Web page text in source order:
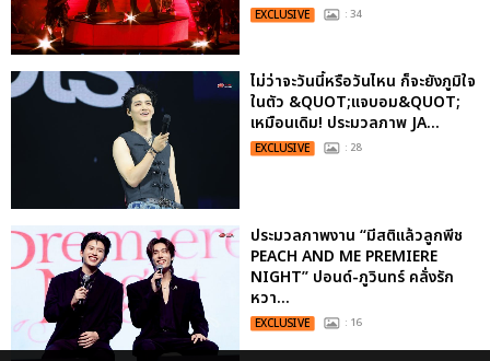
EXCLUSIVE : 34
ไม่ว่าจะวันนี้หรือวันไหน ก็จะยังภูมิใจ
ในตัว &QUOT;แจบอม&QUOT;
เหมือนเดิม! ประมวลภาพ JA...
EXCLUSIVE : 28
ประมวลภาพงาน “มีสติแล้วลูกพีช
PEACH AND ME PREMIERE
NIGHT” ปอนด์-ภูวินทร์ คลั่งรัก
หวา...
EXCLUSIVE : 16